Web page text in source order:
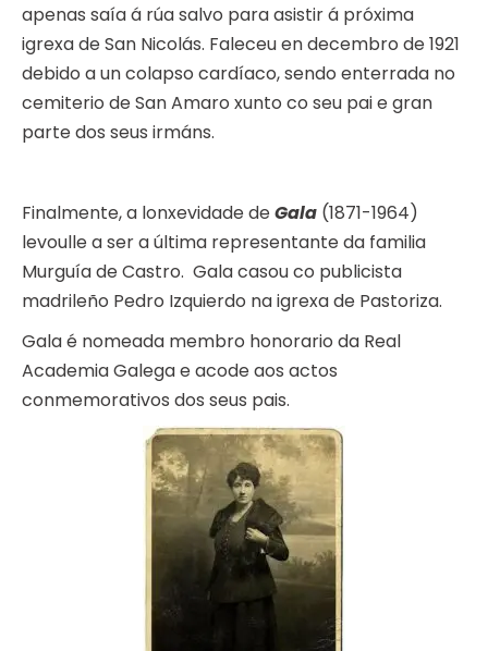
apenas saía á rúa salvo para asistir á próxima
igrexa de San Nicolás. Faleceu en decembro de 1921
debido a un colapso cardíaco, sendo enterrada no
cemiterio de San Amaro xunto co seu pai e gran
parte dos seus irmáns.
Finalmente, a lonxevidade deGala (1871-1964)
levoulle a ser a última representante da familia
Murguía de Castro. Gala casou co publicista
madrileño Pedro Izquierdo na igrexa de Pastoriza.
Gala é nomeada membro honorario da Real
Academia Galega e acode aos actos
conmemorativos dos seus pais.